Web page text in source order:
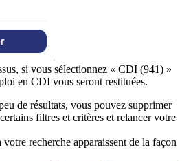
si vous sélectionnez « CDI (941) »
en CDI vous seront restituées.
de résultats, vous pouvez supprimer
filtres et critères et relancer votre
recherche apparaissent de la façon